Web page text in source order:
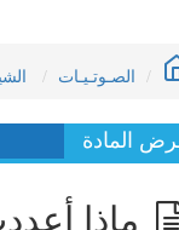
الصـوتـيـات
المادة
ماذا